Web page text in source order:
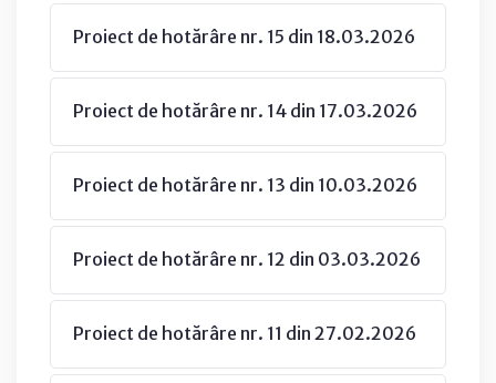
Proiect de hotărâre nr. 15 din 18.03.2026
Proiect de hotărâre nr. 14 din 17.03.2026
Proiect de hotărâre nr. 13 din 10.03.2026
Proiect de hotărâre nr. 12 din 03.03.2026
Proiect de hotărâre nr. 11 din 27.02.2026